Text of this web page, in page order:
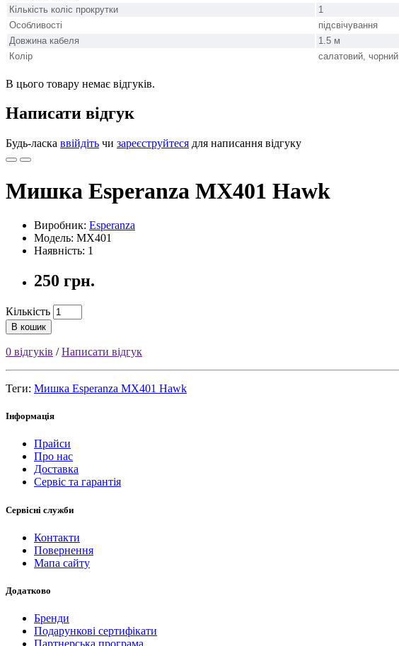
Кількість коліс прокрутки
1
Особливості
підсвічування
Довжина кабеля
1.5 м
Колір
салатовий, чорний
В цього товару немає відгуків.
Написати відгук
Будь-ласка ввійдіть чи зареєструйтеся для написання відгуку
Мишка Esperanza MX401 Hawk
Виробник: Esperanza
Модель: MX401
Наявність: 1
250 грн.
Кількість
В кошик
0 відгуків /Написати відгук
Теги: Мишка Esperanza MX401 Hawk
Інформація
Прайси
Про нас
Доставка
Сервіс та гарантія
Сервісні служби
Контакти
Повернення
Мапа сайту
Додатково
Бренди
Подарункові сертифікати
Партнерська програма